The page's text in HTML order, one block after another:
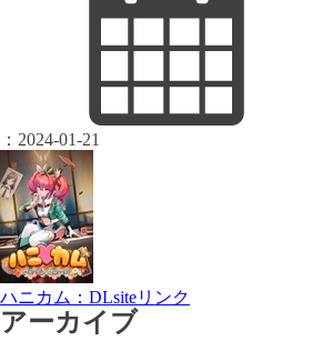
： 2024-01-21
ハニカム：DLsiteリンク
アーカイブ